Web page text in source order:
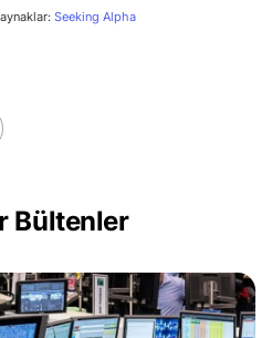
Seeking Alpha
Bültenler